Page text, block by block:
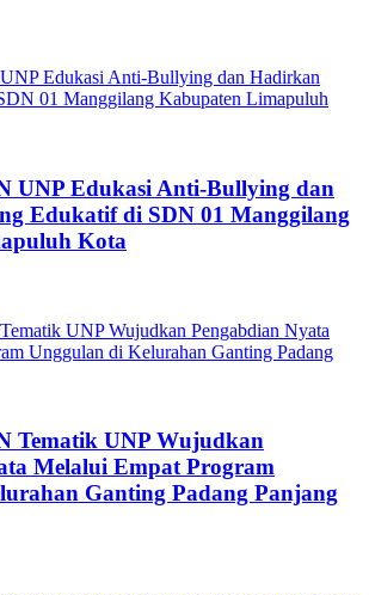
UNP Edukasi Anti-Bullying dan
Edukatif di SDN 01 Manggilang
Kota
Tematik UNP Wujudkan
Melalui Empat Program
Ganting Padang Panjang